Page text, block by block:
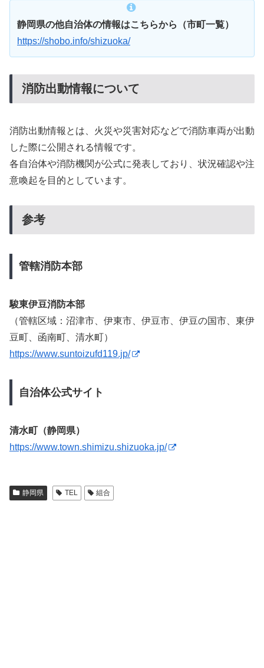
静岡県の他自治体の情報はこちらから（市町一覧）
https://shobo.info/shizuoka/
消防出動情報について
消防出動情報とは、火災や災害対応などで消防車両が出動
した際に公開される情報です。
各自治体や消防機関が公式に発表しており、状況確認や注
意喚起を目的としています。
参考
管轄消防本部
駿東伊豆消防本部
（管轄区域：沼津市、伊東市、伊豆市、伊豆の国市、東伊
豆町、函南町、清水町）
https://www.suntoizufd119.jp/
自治体公式サイト
清水町（静岡県）
https://www.town.shimizu.shizuoka.jp/
静岡県 TEL 組合